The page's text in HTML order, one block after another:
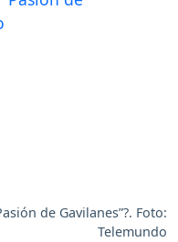
de Gavilanes”?. Foto:
Telemundo